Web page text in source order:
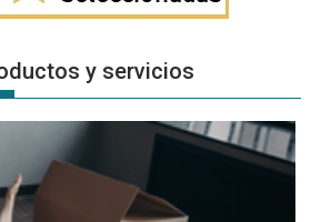
y servicios